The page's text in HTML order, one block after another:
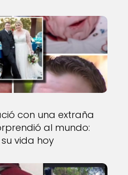
con una extraña
al mundo:
vida hoy